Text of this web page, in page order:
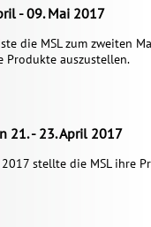
- 09. Mai 2017
die MSL zum zweiten
Produkte auszustellen.
21. - 23. April 2017
stellte die MSL ihre